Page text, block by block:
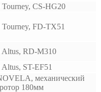
CS-HG20
FD-TX51
RD-M310
ST-EF51
механический
180мм